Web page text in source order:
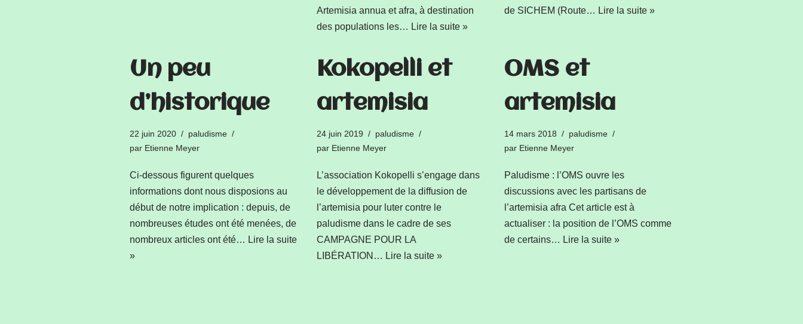
Artemisia annua et afra, à destination
des populations les… Lire la suite »
de SICHEM (Route… Lire la suite »
Un peu
d’historique
22 juin 2020
paludisme
par Etienne Meyer
Ci-dessous figurent quelques
informations dont nous disposions au
début de notre implication : depuis, de
nombreuses études ont été menées, de
nombreux articles ont été… Lire la suite
»
Kokopelli et
artemisia
24 juin 2019
paludisme
par Etienne Meyer
L’association Kokopelli s’engage dans
le développement de la diffusion de
l’artemisia pour luter contre le
paludisme dans le cadre de ses
CAMPAGNE POUR LA
LIBÉRATION… Lire la suite »
OMS et
artemisia
14 mars 2018
paludisme
par Etienne Meyer
Paludisme : l’OMS ouvre les
discussions avec les partisans de
l’artemisia afra Cet article est à
actualiser : la position de l’OMS comme
de certains… Lire la suite »